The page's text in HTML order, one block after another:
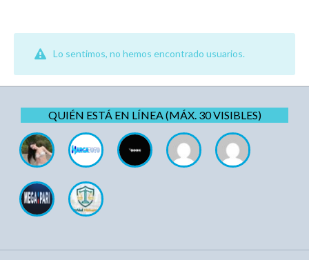
Lo sentimos, no hemos encontrado usuarios.
QUIÉN ESTÁ EN LÍNEA (MÁX. 30 VISIBLES)